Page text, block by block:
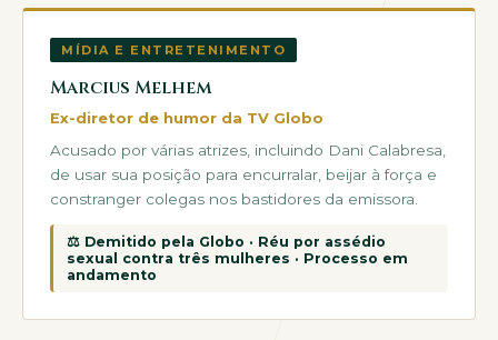
MÍDIA E ENTRETENIMENTO
Marcius Melhem
Ex-diretor de humor da TV Globo
Acusado por várias atrizes, incluindo Dani Calabresa,
de usar sua posição para encurralar, beijar à força e
constranger colegas nos bastidores da emissora.
⚖ Demitido pela Globo · Réu por assédio
sexual contra três mulheres · Processo em
andamento